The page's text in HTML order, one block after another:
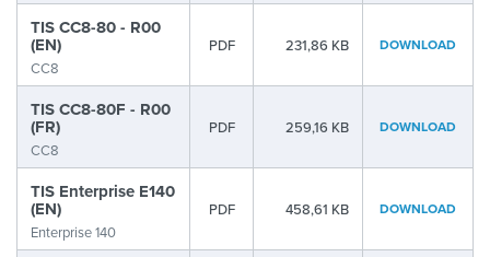
TIS CC8-80 - R00
(EN)
CC8
PDF 231,86 KB DOWNLOAD
TIS CC8-80F - R00
(FR)
CC8
PDF 259,16 KB DOWNLOAD
TIS Enterprise E140
(EN)
Enterprise 140
PDF 458,61 KB DOWNLOAD